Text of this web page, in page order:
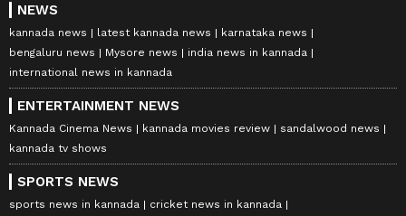
NEWS
kannada news latest kannada news
karnataka news
bengaluru news
Mysore news
india news in kannada
international news in kannada
ENTERTAINMENT NEWS
Kannada Cinema News kannada movies review
sandalwood news
kannada tv shows
SPORTS NEWS
sports news in kannada
cricket news in kannada